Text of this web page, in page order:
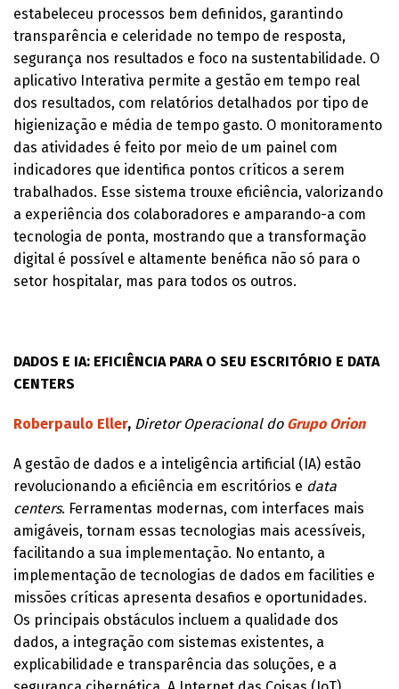
estabeleceu processos bem definidos, garantindo
transparência e celeridade no tempo de resposta,
segurança nos resultados e foco na sustentabilidade. O
aplicativo Interativa permite a gestão em tempo real
dos resultados, com relatórios detalhados por tipo de
higienização e média de tempo gasto. O monitoramento
das atividades é feito por meio de um painel com
indicadores que identifica pontos críticos a serem
trabalhados. Esse sistema trouxe eficiência, valorizando
a experiência dos colaboradores e amparando-a com
tecnologia de ponta, mostrando que a transformação
digital é possível e altamente benéfica não só para o
setor hospitalar, mas para todos os outros.
DADOS E IA: EFICIÊNCIA PARA O SEU ESCRITÓRIO E DATA
CENTERS
Roberpaulo Eller, Diretor Operacional do Grupo Orion
A gestão de dados e a inteligência artificial (IA) estão
revolucionando a eficiência em escritórios e data
centers. Ferramentas modernas, com interfaces mais
amigáveis, tornam essas tecnologias mais acessíveis,
facilitando a sua implementação. No entanto, a
implementação de tecnologias de dados em facilities e
missões críticas apresenta desafios e oportunidades.
Os principais obstáculos incluem a qualidade dos
dados, a integração com sistemas existentes, a
explicabilidade e transparência das soluções, e a